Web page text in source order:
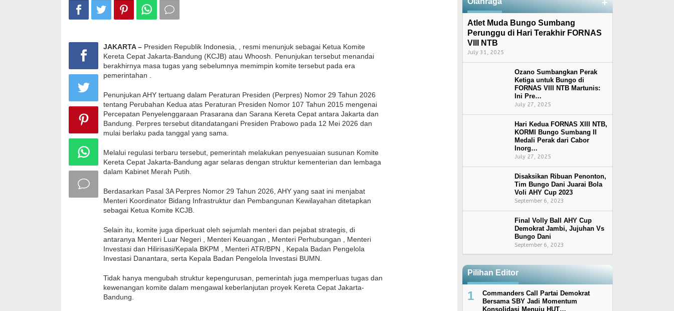
Luhut
JAKARTA – Presiden Republik Indonesia, , resmi menunjuk sebagai Ketua Komite
Kereta Cepat Jakarta-Bandung (KCJB) atau Whoosh. Penunjukan tersebut menandai
berakhirnya masa tugas yang sebelumnya memimpin komite tersebut pada era
pemerintahan .
Penunjukan AHY tertuang dalam Peraturan Presiden (Perpres) Nomor 29 Tahun 2026
tentang Perubahan Kedua atas Peraturan Presiden Nomor 107 Tahun 2015 mengenai
Percepatan Penyelenggaraan Prasarana dan Sarana Kereta Cepat antara Jakarta dan
Bandung. Perpres tersebut ditandatangani Presiden Prabowo pada 12 Mei 2026 dan
mulai berlaku pada tanggal yang sama.
Melalui regulasi terbaru tersebut, pemerintah melakukan penyesuaian susunan Komite
Kereta Cepat Jakarta-Bandung agar selaras dengan struktur kementerian dan lembaga
dalam Kabinet Merah Putih.
Berdasarkan Pasal 3A Perpres Nomor 29 Tahun 2026, AHY yang saat ini menjabat
Menteri Koordinator Bidang Infrastruktur dan Pembangunan Kewilayahan ditetapkan
sebagai Ketua Komite KCJB.
Selain itu, komite juga diperkuat oleh sejumlah menteri dan pejabat strategis, di
antaranya Menteri Luar Negeri , Menteri Keuangan , Menteri Perhubungan , Menteri
Investasi dan Hilirisasi/Kepala BKPM , Menteri ATR/BPN , Kepala Badan Pengelola
Investasi Danantara, serta Kepala Badan Pengelola Investasi BUMN.
Tidak hanya mengubah struktur kepengurusan, pemerintah juga memperluas tugas dan
kewenangan komite dalam mengawal keberlanjutan proyek Kereta Cepat Jakarta-
Bandung.
+
Atlet Muda Bungo Sumbang
Perunggu di Hari Terakhir FORNAS
VIII NTB
July 31, 2025
Ozano Sumbangkan Perak
Ketiga untuk Bungo di
FORNAS VIII NTB Martunis:
Ini Pre…
July 27, 2025
Hari Kedua FORNAS XIII NTB,
KORMI Bungo Sumbang II
Medali Perak dari Cabor
Inorg…
July 27, 2025
Disaksikan Ribuan Penonton,
Tim Bungo Dani Juarai Bola
Voli AHY Cup 2023
September 6, 2023
Final Volly Ball AHY Cup
Demokrat Jambi, Jujuhan Vs
Bungo Dani
September 6, 2023
Pilihan Editor
1
Commanders Call Partai Demokrat
Bersama SBY Jadi Momentum
Konsolidasi Menuju HUT…